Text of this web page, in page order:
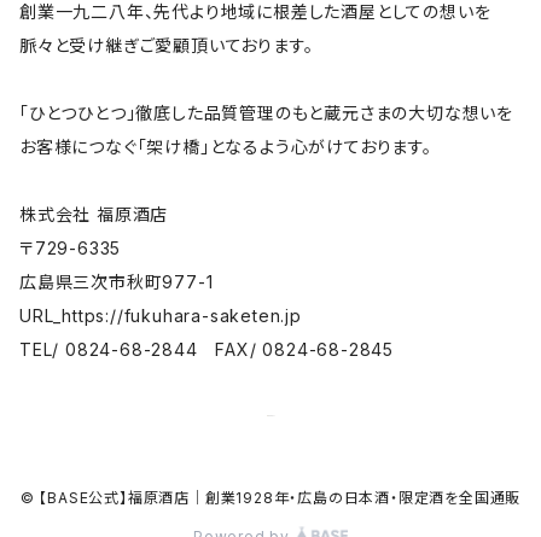
創業一九二八年、先代より地域に根差した酒屋としての想いを
脈々と受け継ぎご愛顧頂いております。
「ひとつひとつ」徹底した品質管理のもと蔵元さまの大切な想いを
お客様につなぐ「架け橋」となるよう心がけております。
株式会社 福原酒店
〒729-6335
広島県三次市秋町977-1
URL_https://fukuhara-saketen.jp
TEL/ 0824-68-2844 FAX/ 0824-68-2845
© 【BASE公式】福原酒店｜創業1928年・広島の日本酒・限定酒を全国通販